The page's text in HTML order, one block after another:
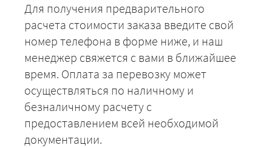
Для получения предварительного
расчета стоимости заказа введите свой
номер телефона в форме ниже, и наш
менеджер свяжется с вами в ближайшее
время. Оплата за перевозку может
осуществляться по наличному и
безналичному расчету с
предоставлением всей необходимой
документации.